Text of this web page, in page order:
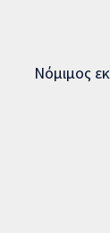
Νόμιμος